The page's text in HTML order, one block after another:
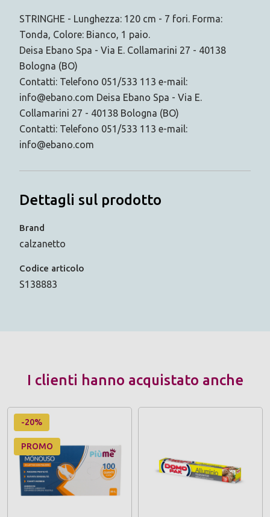
STRINGHE - Lunghezza: 120 cm - 7 fori. Forma:
Tonda, Colore: Bianco, 1 paio.
Deisa Ebano Spa - Via E. Collamarini 27 - 40138
Bologna (BO)
Contatti: Telefono 051/533 113 e-mail:
info@ebano.com Deisa Ebano Spa - Via E.
Collamarini 27 - 40138 Bologna (BO)
Contatti: Telefono 051/533 113 e-mail:
info@ebano.com
Dettagli sul prodotto
Brand
calzanetto
Codice articolo
S138883
I clienti hanno acquistato anche
-20%
PROMO